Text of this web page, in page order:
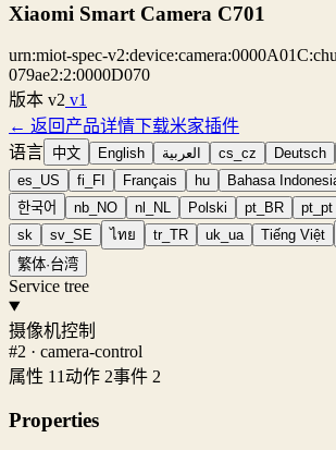
Xiaomi Smart Camera C701
urn:miot-spec-
079ae2:2:0000D070
版本 v2 v1
← 返回产品详情下载米家插件
语言 中文 English العربية cs_cz Deutsch
es_US
fi_FI Français hu Bahasa
한국어
nb_NO nl_NL Polski pt_BR pt_pt
sk
sv_SE ไทย tr_TR uk_ua Tiếng Việt
繁体·台湾
Service tree
摄像机控制
#2 · camera-control
属性 11动作 2事件 2
Properties